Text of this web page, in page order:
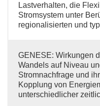
Lastverhalten, die
Stromsystem unter
regionalisierten und
GENESE: Wirkungen
Wandels auf Niveau
Stromnachfrage und
Kopplung von
unterschiedlicher